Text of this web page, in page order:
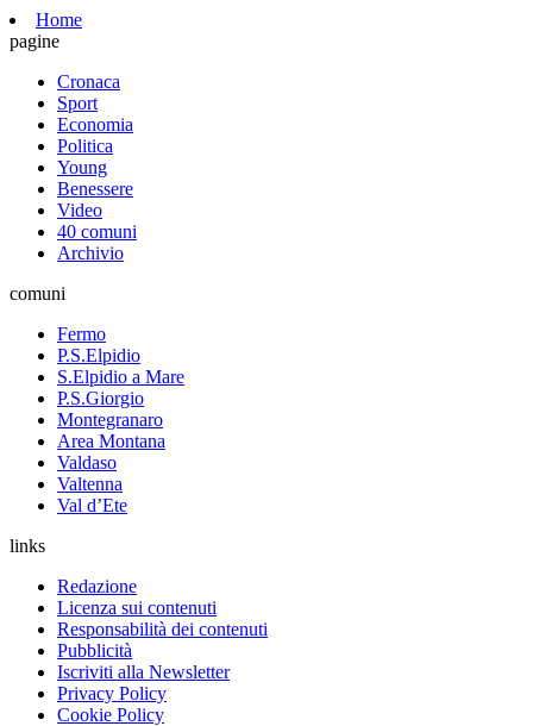
Home
pagine
Cronaca
Sport
Economia
Politica
Young
Benessere
Video
40 comuni
Archivio
comuni
Fermo
P.S.Elpidio
S.Elpidio a Mare
P.S.Giorgio
Montegranaro
Area Montana
Valdaso
Valtenna
Val d’Ete
links
Redazione
Licenza sui contenuti
Responsabilità dei contenuti
Pubblicità
Iscriviti alla Newsletter
Privacy Policy
Cookie Policy